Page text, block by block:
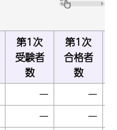
第1次
受験者
数
第1次
合格者
数
ー
ー
ー
ー